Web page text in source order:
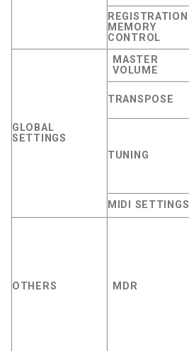
REGISTRATION
MEMORY
CONTROL
GLOBAL
SETTINGS
MASTER
VOLUME
TRANSPOSE
TUNING
MIDI SETTINGS
OTHERS MDR